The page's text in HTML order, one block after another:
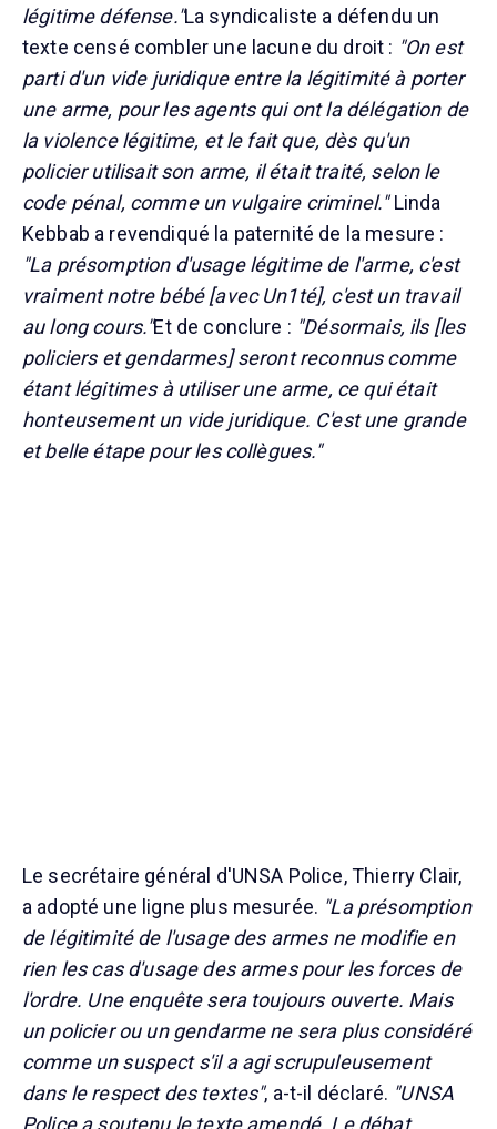
légitime défense."La syndicaliste a défendu un
texte censé combler une lacune du droit : "On est
parti d'un vide juridique entre la légitimité à porter
une arme, pour les agents qui ont la délégation de
la violence légitime, et le fait que, dès qu'un
policier utilisait son arme, il était traité, selon le
code pénal, comme un vulgaire criminel."Linda
Kebbab a revendiqué la paternité de la mesure :
"La présomption d'usage légitime de l'arme, c'est
vraiment notre bébé [avec Un1té], c'est un travail
au long cours."Et de conclure : "Désormais, ils [les
policiers et gendarmes] seront reconnus comme
étant légitimes à utiliser une arme, ce qui était
honteusement un vide juridique. C'est une grande
et belle étape pour les collègues."
Le secrétaire général d'UNSA Police, Thierry Clair,
a adopté une ligne plus mesurée. "La présomption
de légitimité de l'usage des armes ne modifie en
rien les cas d'usage des armes pour les forces de
l'ordre. Une enquête sera toujours ouverte. Mais
un policier ou un gendarme ne sera plus considéré
comme un suspect s'il a agi scrupuleusement
dans le respect des textes", a-t-il déclaré. "UNSA
Police a soutenu le texte amendé. Le débat